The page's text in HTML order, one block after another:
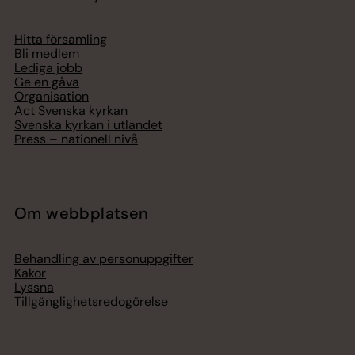
Hitta församling
Bli medlem
Lediga jobb
Ge en gåva
Organisation
Act Svenska kyrkan
Svenska kyrkan i utlandet
Press – nationell nivå
Om webbplatsen
Behandling av personuppgifter
Kakor
Lyssna
Tillgänglighetsredogörelse